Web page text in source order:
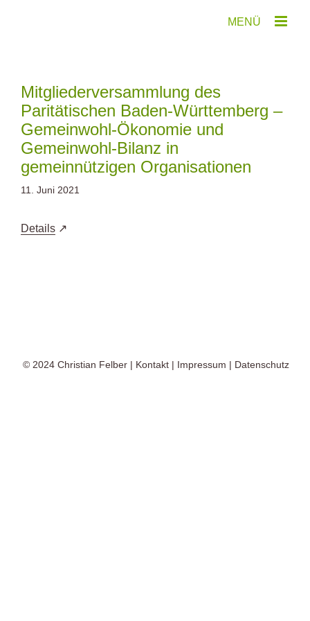
Mitgliederversammlung des
Paritätischen Baden-Württemberg –
Gemeinwohl-Ökonomie und
Gemeinwohl-Bilanz in
gemeinnützigen Organisationen
11. Juni 2021
Details
© 2024 Christian Felber | Kontakt | Impressum | Datenschutz